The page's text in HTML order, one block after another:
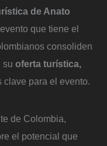
de Anato
que tiene el
consoliden
su oferta turística,
clave para el evento.
de Colombia,
el potencial que